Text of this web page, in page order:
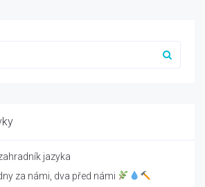
jazyka
za námi, dva před námi